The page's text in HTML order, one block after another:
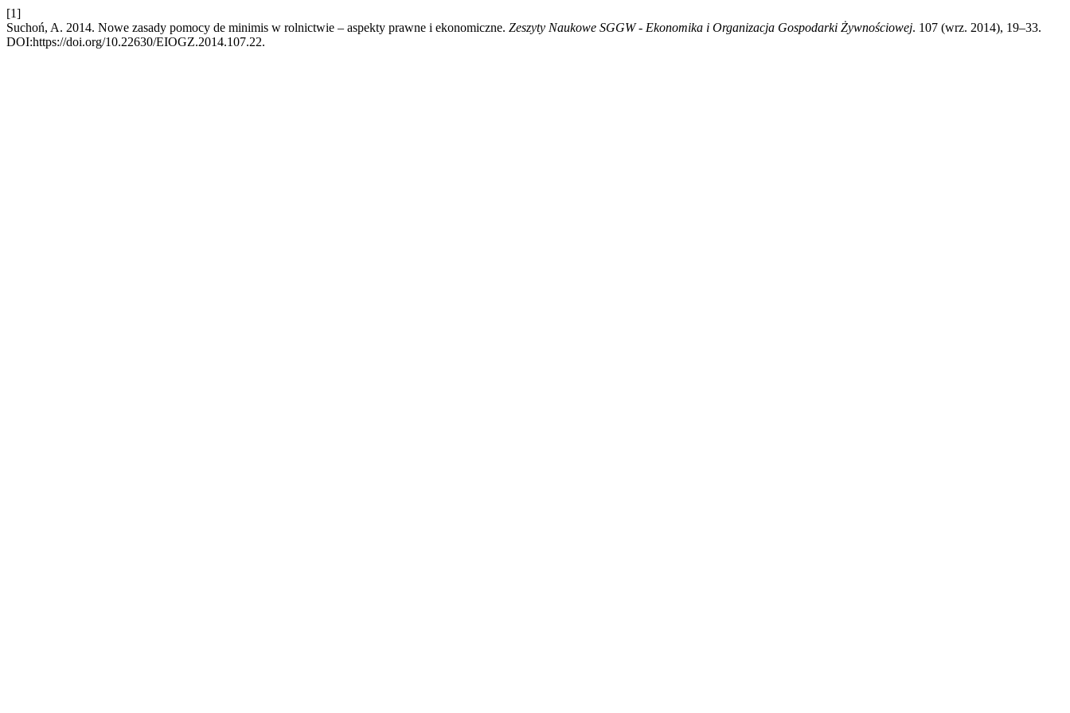
[1]
Suchoń, A. 2014. Nowe zasady pomocy de minimis w rolnictwie – aspekty prawne i ekonomiczne. Zeszyty Naukowe SGGW - Ekonomika i Organizacja Gospodarki Żywnościowej. 107 (wrz. 2014), 19–33.
DOI:https://doi.org/10.22630/EIOGZ.2014.107.22.